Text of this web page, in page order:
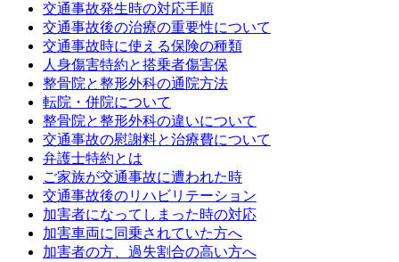
交通事故発生時の対応手順
交通事故後の治療の重要性について
交通事故時に使える保険の種類
人身傷害特約と搭乗者傷害保
整骨院と整形外科の通院方法
転院・併院について
整骨院と整形外科の違いについて
交通事故の慰謝料と治療費について
弁護士特約とは
ご家族が交通事故に遭われた時
交通事故後のリハビリテーション
加害者になってしまった時の対応
加害車両に同乗されていた方へ
加害者の方、過失割合の高い方へ